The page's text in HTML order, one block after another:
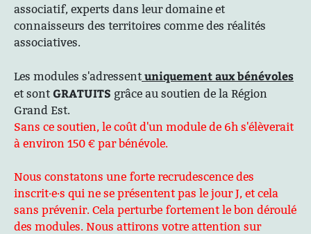
associatif, experts dans leur domaine et
connaisseurs des territoires comme des réalités
associatives.
Les modules s'adressent uniquement aux bénévoles
et sont GRATUITS grâce au soutien de la Région
Grand Est.
Sans ce soutien, le coût d'un module de 6h s'élèverait
à environ 150 € par bénévole.
Nous constatons une forte recrudescence des
inscrit·e·s qui ne se présentent pas le jour J, et cela
sans prévenir. Cela perturbe fortement le bon déroulé
des modules. Nous attirons votre attention sur